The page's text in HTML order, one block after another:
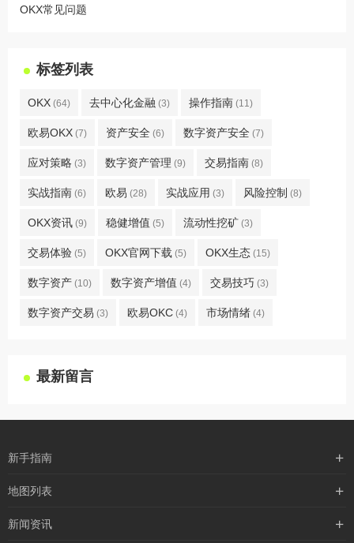
OKX常见问题
标签列表
OKX (64) 去中心化金融 (3) 操作指南 (11)
欧易OKX (7) 资产安全 (6) 数字资产安全 (7)
应对策略 (3) 数字资产管理 (9) 交易指南 (8)
实战指南 (6) 欧易 (28) 实战应用 (3) 风险控制 (8)
OKX资讯 (9) 稳健增值 (5) 流动性挖矿 (3)
交易体验 (5) OKX官网下载 (5) OKX生态 (15)
数字资产 (10) 数字资产增值 (4) 交易技巧 (3)
数字资产交易 (3) 欧易OKC (4) 市场情绪 (4)
最新留言
新手指南
购买流程
地图列表
最新文章
新闻资讯